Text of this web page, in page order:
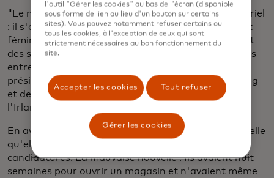
"Le magasin ne se contente pas de vendre du matériel
: il s'agit de créer une communauté autour du sport
féminin, de défendre l'enthousiasme des athlètes et
des supporters et de créer des opportunités pour les
entrepreneurs", explique Charlie Carrington, vice-
président senior de Mastercard chargé du marketing
et de la communication pour le Royaume-Uni et
l'Irlande.
En avril, l'équipe de Youngson a reçu la bonne nouvelle
qu'elle avait gagné, battant plus de 1 000 autres
candidatures. La mauvaise nouvelle : Ils avaient huit
semaines pour ouvrir un magasin et n'avaient même
l'outil "Gérer les cookies" au bas de l'écran (disponible
sous forme de lien au lieu d'un bouton sur certains
sites). Vous pouvez notamment refuser certains ou
tous les cookies, à l'exception de ceux qui sont
strictement nécessaires au bon fonctionnement du
site.
Accepter les cookies Tout refuser
Gérer les cookies